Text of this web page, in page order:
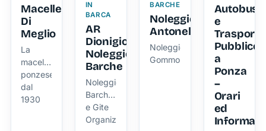
Macelleria
Di
Meglio
La
macelleria
ponzese
dal
1930
IN
BARCA
AR
Dionigio
Noleggio
Barche
Noleggio
Barche
e Gite
Organizzate
BARCHE
Noleggio
Antonello
Noleggio
Gommoni
Autobus
e
Trasporto
Pubblico
a
Ponza
–
Orari
ed